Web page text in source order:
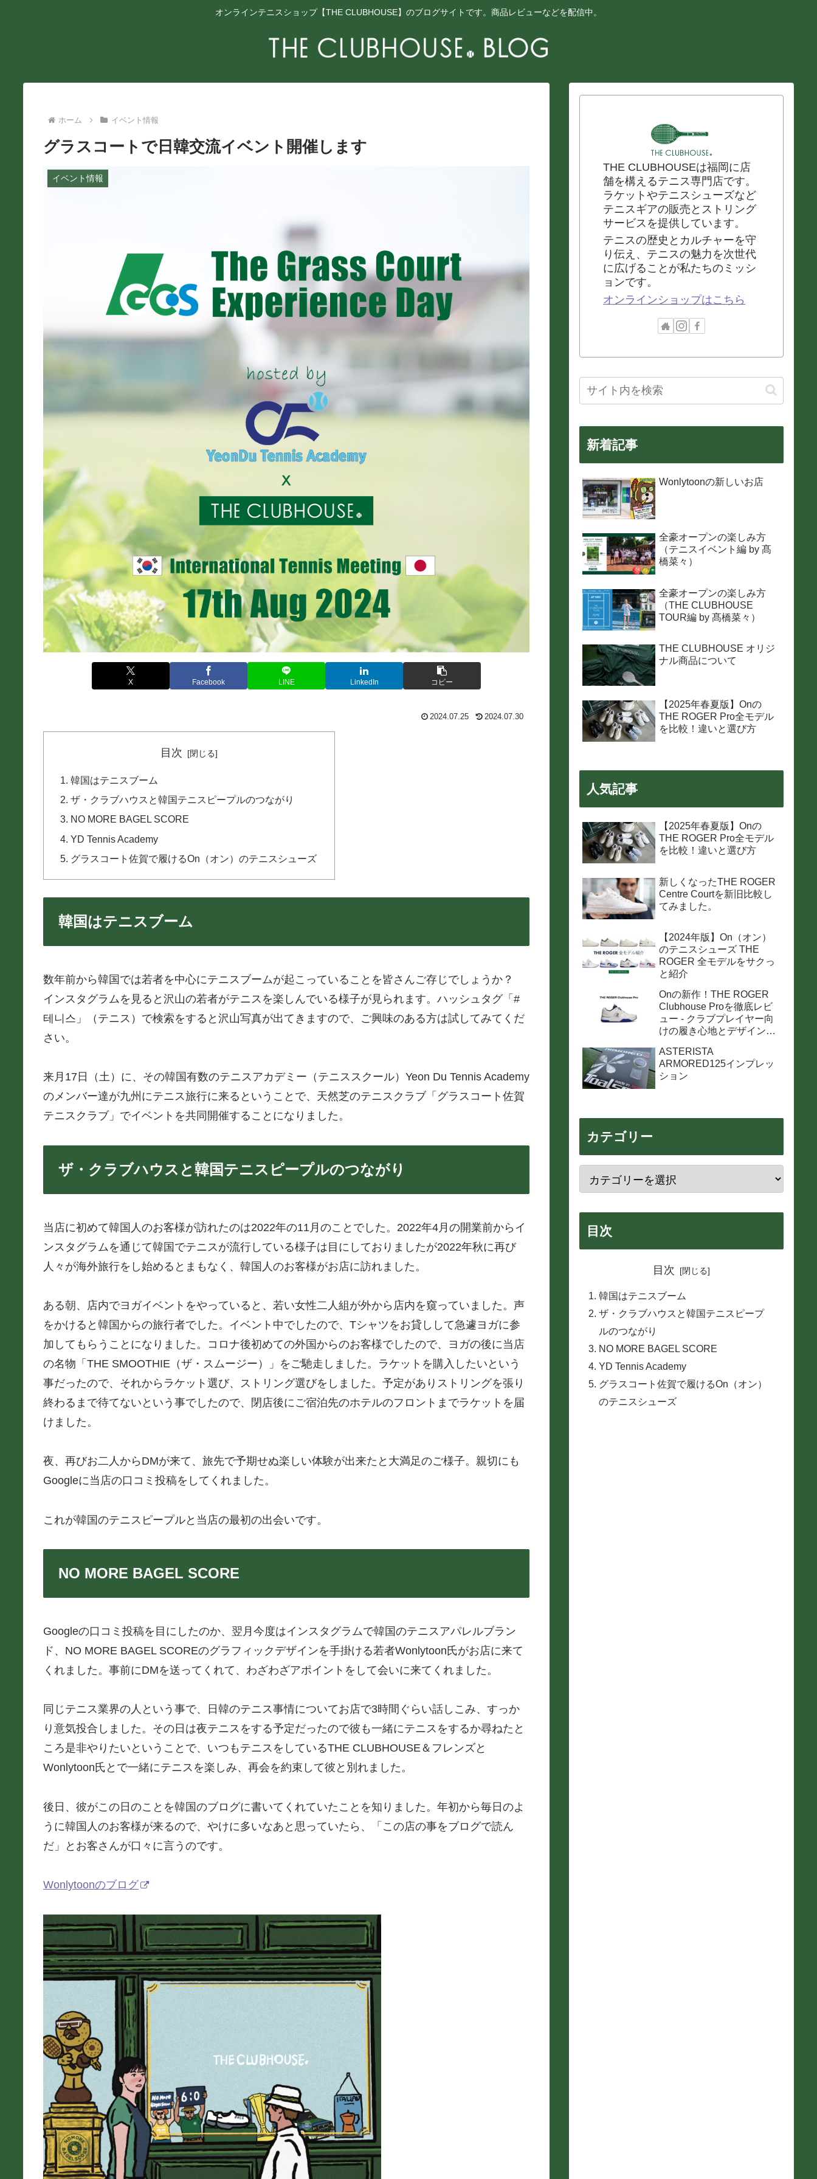
オンラインテニスショップ【THE CLUBHOUSE】のブログサイトです。商品レビューなどを配信中。
ホーム イベント情報
グラスコートで日韓交流イベント開催します
イベント情報
X Facebook LINE LinkedIn コピー
2024.07.25 2024.07.30
目次
韓国はテニスブーム
ザ・クラブハウスと韓国テニスピープルのつながり
NO MORE BAGEL SCORE
YD Tennis Academy
グラスコート佐賀で履けるOn（オン）のテニスシューズ
韓国はテニスブーム
数年前から韓国では若者を中心にテニスブームが起こっていることを皆さんご存じでしょうか？
インスタグラムを見ると沢山の若者がテニスを楽しんでいる様子が見られます。ハッシュタグ「#
테니스」（テニス）で検索をすると沢山写真が出てきますので、ご興味のある方は試してみてくだ
さい。
来月17日（土）に、その韓国有数のテニスアカデミー（テニススクール）Yeon Du Tennis Academy
のメンバー達が九州にテニス旅行に来るということで、天然芝のテニスクラブ「グラスコート佐賀
テニスクラブ」でイベントを共同開催することになりました。
ザ・クラブハウスと韓国テニスピープルのつながり
当店に初めて韓国人のお客様が訪れたのは2022年の11月のことでした。2022年4月の開業前からイ
ンスタグラムを通じて韓国でテニスが流行している様子は目にしておりましたが2022年秋に再び
人々が海外旅行をし始めるとまもなく、韓国人のお客様がお店に訪れました。
ある朝、店内でヨガイベントをやっていると、若い女性二人組が外から店内を窺っていました。声
をかけると韓国からの旅行者でした。イベント中でしたので、Tシャツをお貸しして急遽ヨガに参
加してもらうことになりました。コロナ後初めての外国からのお客様でしたので、ヨガの後に当店
の名物「THE SMOOTHIE（ザ・スムージー）」をご馳走しました。ラケットを購入したいという
事だったので、それからラケット選び、ストリング選びをしました。予定がありストリングを張り
終わるまで待てないという事でしたので、閉店後にご宿泊先のホテルのフロントまでラケットを届
けました。
夜、再びお二人からDMが来て、旅先で予期せぬ楽しい体験が出来たと大満足のご様子。親切にも
Googleに当店の口コミ投稿をしてくれました。
これが韓国のテニスピープルと当店の最初の出会いです。
NO MORE BAGEL SCORE
Googleの口コミ投稿を目にしたのか、翌月今度はインスタグラムで韓国のテニスアパレルブラン
ド、NO MORE BAGEL SCOREのグラフィックデザインを手掛ける若者Wonlytoon氏がお店に来て
くれました。事前にDMを送ってくれて、わざわざアポイントをして会いに来てくれました。
同じテニス業界の人という事で、日韓のテニス事情についてお店で3時間ぐらい話しこみ、すっか
り意気投合しました。その日は夜テニスをする予定だったので彼も一緒にテニスをするか尋ねたと
ころ是非やりたいということで、いつもテニスをしているTHE CLUBHOUSE＆フレンズと
Wonlytoon氏とで一緒にテニスを楽しみ、再会を約束して彼と別れました。
後日、彼がこの日のことを韓国のブログに書いてくれていたことを知りました。年初から毎日のよ
うに韓国人のお客様が来るので、やけに多いなあと思っていたら、「この店の事をブログで読ん
だ」とお客さんが口々に言うのです。
Wonlytoonのブログ
THE CLUBHOUSEは福岡に店
舗を構えるテニス専門店です。
ラケットやテニスシューズなど
テニスギアの販売とストリング
サービスを提供しています。
テニスの歴史とカルチャーを守
り伝え、テニスの魅力を次世代
に広げることが私たちのミッシ
ョンです。
オンラインショップはこちら
新着記事
Wonlytoonの新しいお店
全豪オープンの楽しみ方
（テニスイベント編 by 髙
橋菜々）
全豪オープンの楽しみ方
（THE CLUBHOUSE
TOUR編 by 髙橋菜々）
THE CLUBHOUSE オリジ
ナル商品について
【2025年春夏版】Onの
THE ROGER Pro全モデル
を比較！違いと選び方
人気記事
【2025年春夏版】Onの
THE ROGER Pro全モデル
を比較！違いと選び方
新しくなったTHE ROGER
Centre Courtを新旧比較し
てみました。
【2024年版】On（オン）
のテニスシューズ THE
ROGER 全モデルをサクっ
と紹介
Onの新作！THE ROGER
Clubhouse Proを徹底レビ
ュー - クラブプレイヤー向
けの履き心地とデザインの
ASTERISTA
ARMORED125インプレッ
ション
カテゴリー
目次
目次
韓国はテニスブーム
ザ・クラブハウスと韓国テニスピープ
ルのつながり
NO MORE BAGEL SCORE
YD Tennis Academy
グラスコート佐賀で履けるOn（オン）
のテニスシューズ